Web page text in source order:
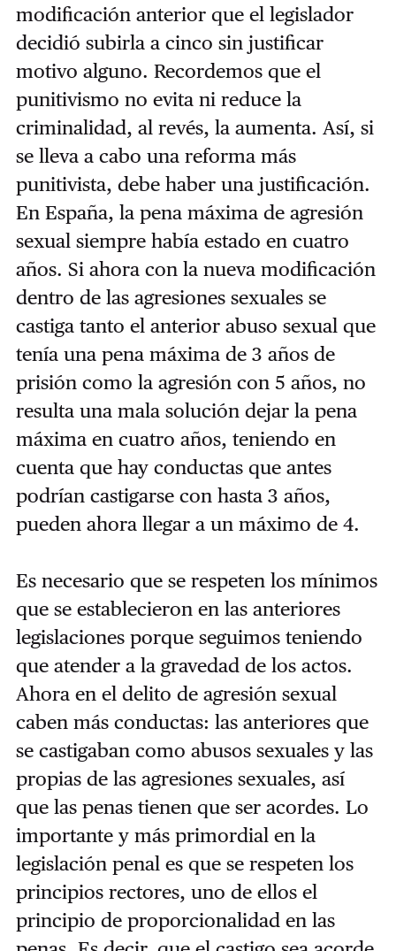
modificación anterior que el legislador
decidió subirla a cinco sin justificar
motivo alguno. Recordemos que el
punitivismo no evita ni reduce la
criminalidad, al revés, la aumenta. Así, si
se lleva a cabo una reforma más
punitivista, debe haber una justificación.
En España, la pena máxima de agresión
sexual siempre había estado en cuatro
años. Si ahora con la nueva modificación
dentro de las agresiones sexuales se
castiga tanto el anterior abuso sexual que
tenía una pena máxima de 3 años de
prisión como la agresión con 5 años, no
resulta una mala solución dejar la pena
máxima en cuatro años, teniendo en
cuenta que hay conductas que antes
podrían castigarse con hasta 3 años,
pueden ahora llegar a un máximo de 4.
Es necesario que se respeten los mínimos
que se establecieron en las anteriores
legislaciones porque seguimos teniendo
que atender a la gravedad de los actos.
Ahora en el delito de agresión sexual
caben más conductas: las anteriores que
se castigaban como abusos sexuales y las
propias de las agresiones sexuales, así
que las penas tienen que ser acordes. Lo
importante y más primordial en la
legislación penal es que se respeten los
principios rectores, uno de ellos el
principio de proporcionalidad en las